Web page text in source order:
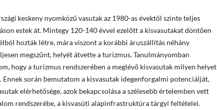
keskeny nyomközű vasutak az 1980-as évektől szinte teljes
estek át. Mintegy 120-140 évvel ezelőtt a kisvasutakat döntően
hozták létre, mára viszont a korábbi áruszállítás néhány
megszűnt, helyét átvette a turizmus. Tanulmányomban
hogy a turizmus rendszerében a meglévő kisvasutak milyen helyet
Ennek során bemutatom a kisvasutak idegenforgalmi potenciálját,
elérhetősége, azok bekapcsolása a szélesebb értelemben vett
rendszerébe, a kisvasúti alapinfrastruktúra tárgyi feltételei.